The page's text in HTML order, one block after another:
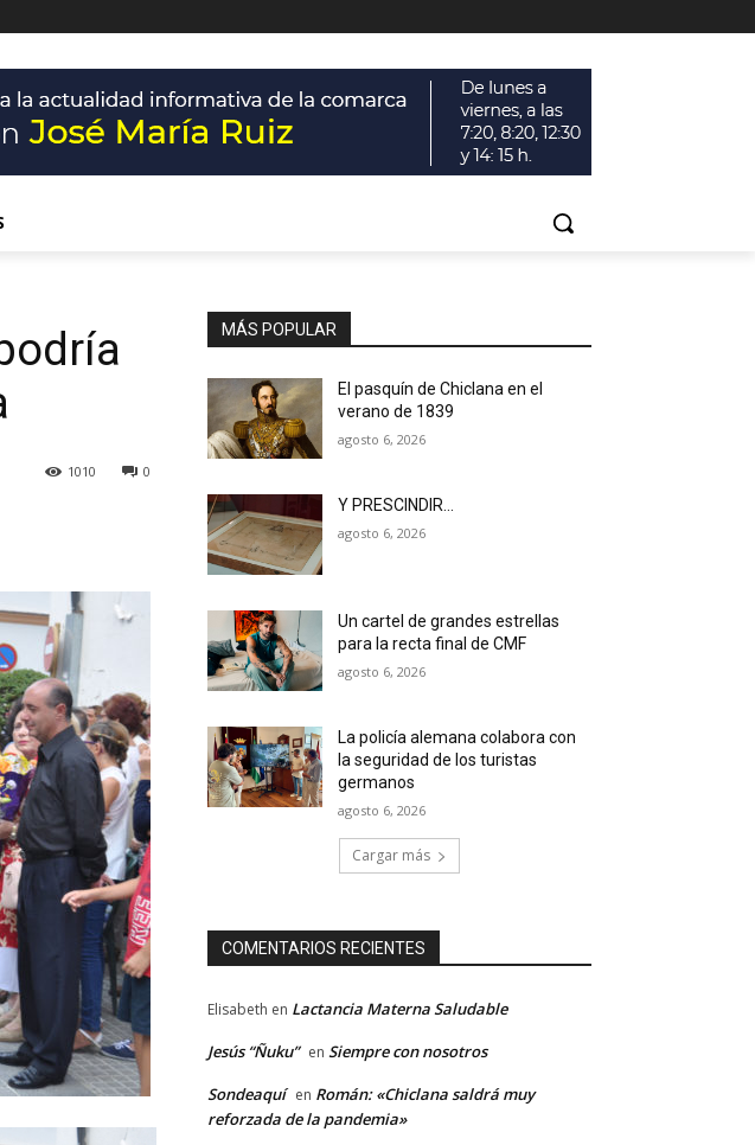
0
1010
MÁS POPULAR
El pasquín de Chiclana en el
verano de 1839
agosto 6, 2026
Y PRESCINDIR…
agosto 6, 2026
Un cartel de grandes estrellas
para la recta final de CMF
agosto 6, 2026
La policía alemana colabora con
la seguridad de los turistas
germanos
agosto 6, 2026
Cargar más
COMENTARIOS RECIENTES
Elisabeth en Lactancia Materna Saludable
Jesús “Ñuku” en Siempre con nosotros
Sondeaquí en Román: «Chiclana saldrá muy
reforzada de la pandemia»